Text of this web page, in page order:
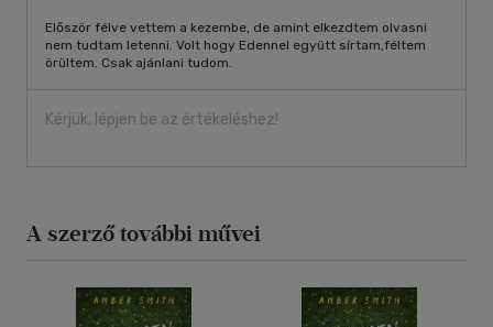
Először félve vettem a kezembe, de amint elkezdtem olvasni
nem tudtam letenni. Volt hogy Edennel együtt sírtam,féltem
örültem. Csak ajánlani tudom.
Kérjük, lépjen be az értékeléshez!
A szerző további művei